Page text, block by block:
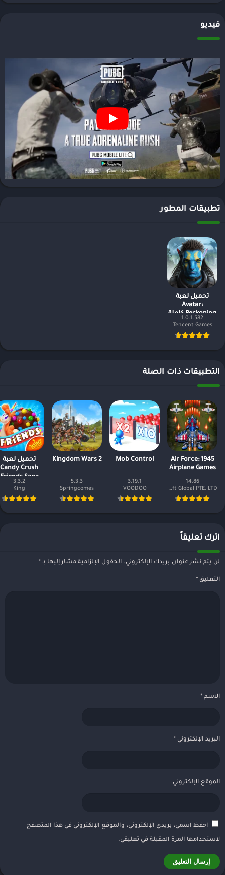
فيديو
تطبيقات المطور
تحميل لعبة
Avatar:
Reckoning كاملة
للاندرويد
1.0.1.582
Tencent Games
التطبيقات ذات الصلة
1945 Air Force:
Airplane Games
14.86
OneSoft Global PTE. LTD.
Mob Control
3.19.1
VOODOO
Kingdom Wars 2
5.3.3
Springcomes
تحميل لعبة
Candy Crush
Friends Saga
مهكرة اخر
3.3.2
King
اترك تعليقاً
لن يتم نشر عنوان بريدك الإلكتروني. الحقول الإلزامية مشار إليها بـ *
التعليق *
الاسم *
البريد الإلكتروني *
الموقع الإلكتروني
احفظ اسمي، بريدي الإلكتروني، والموقع الإلكتروني في هذا المتصفح
لاستخدامها المرة المقبلة في تعليقي.